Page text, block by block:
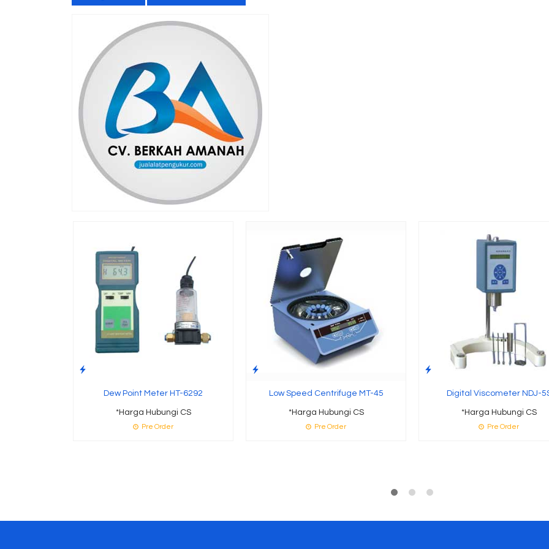
Dew Point Meter HT-6292
*Harga Hubungi CS
Pre Order
Low Speed Centrifuge MT-45
*Harga Hubungi CS
Pre Order
Digital Viscometer NDJ-
*Harga Hubungi CS
Pre Order